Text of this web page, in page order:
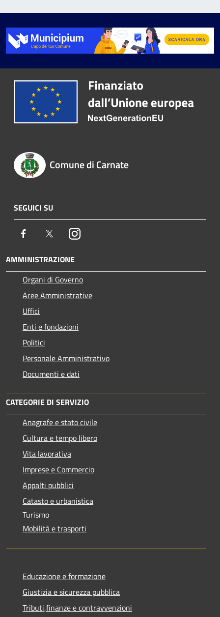
Comune di Carnate
SEGUICI SU
Facebook TwitterInstagram
AMMINISTRAZIONE
Organi di Governo
Aree Amministrative
Uffici
Enti e fondazioni
Politici
Personale Amministrativo
Documenti e dati
CATEGORIE DI SERVIZIO
Anagrafe e stato civile
Cultura e tempo libero
Vita lavorativa
Imprese e Commercio
Appalti pubblici
Catasto e urbanistica
Turismo
Mobilità e trasporti
Educazione e formazione
Giustizia e sicurezza pubblica
Tributi,finanze e contravvenzioni